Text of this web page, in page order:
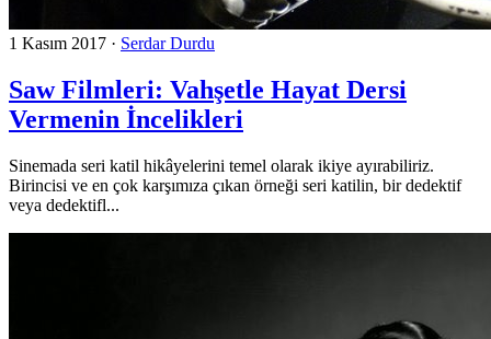
1 Kasım 2017 · Serdar Durdu
Saw Filmleri: Vahşetle Hayat Dersi
Vermenin İncelikleri
Sinemada seri katil hikâyelerini temel olarak ikiye ayırabiliriz.
Birincisi ve en çok karşımıza çıkan örneği seri katilin, bir dedektif
veya dedektifl...